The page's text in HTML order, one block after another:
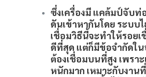
ซึ่งเครื่องมี แคล้มป์จับท่
ดันเข้าหากันโดย ระบบไ
เชื่อมวิธีนี้จะทำให้รอย
ดีที่สุด แต่ก็มีข้อจำกัดใน
ต้องเชื่อมบนที่สูง เพรา
หนักมาก เหมาะกับงาน